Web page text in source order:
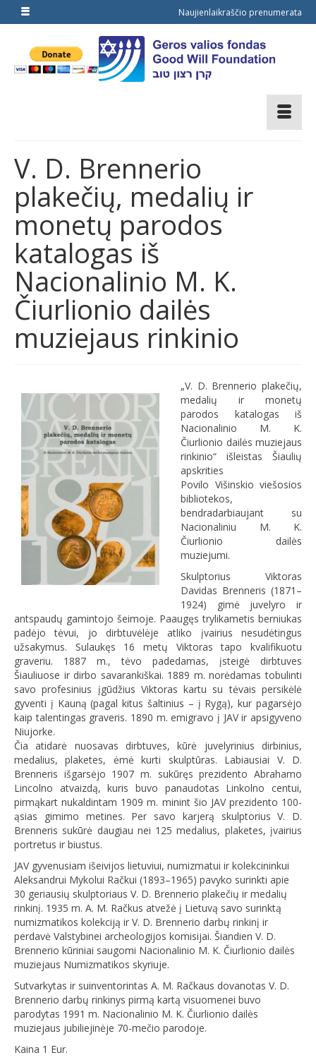
Naujienlaikraščio prenumerata
V. D. Brennerio
plakečių, medalių ir
monetų parodos
katalogas iš
Nacionalinio M. K.
Čiurlionio dailės
muziejaus rinkinio
„V. D. Brennerio plakečių,
medalių ir monetų
parodos katalogas iš
Nacionalinio M. K.
Čiurlionio dailės muziejaus
rinkinio“ išleistas Šiaulių
apskrities
Povilo Višinskio viešosios
bibliotekos,
bendradarbiaujant su
Nacionaliniu M. K.
Čiurlionio dailės
muziejumi.
Skulptorius Viktoras
Davidas Brenneris (1871–
1924) gimė juvelyro ir
antspaudų gamintojo šeimoje. Paaugęs trylikametis berniukas
padėjo tėvui, jo dirbtuvėlėje atliko įvairius nesudėtingus
užsakymus. Sulaukęs 16 metų Viktoras tapo kvalifikuotu
graveriu. 1887 m., tėvo padedamas, įsteigė dirbtuves
Šiauliuose ir dirbo savarankiškai. 1889 m. norėdamas tobulinti
savo profesinius įgūdžius Viktoras kartu su tėvais persikėlė
gyventi į Kauną (pagal kitus šaltinius – į Rygą), kur pagarsėjo
kaip talentingas graveris. 1890 m. emigravo į JAV ir apsigyveno
Niujorke.
Čia atidarė nuosavas dirbtuves, kūrė juvelyrinius dirbinius,
medalius, plaketes, ėmė kurti skulptūras. Labiausiai V. D.
Brenneris išgarsėjo 1907 m. sukūręs prezidento Abrahamo
Lincolno atvaizdą, kuris buvo panaudotas Linkolno centui,
pirmąkart nukaldintam 1909 m. minint šio JAV prezidento 100-
ąsias gimimo metines. Per savo karjerą skulptorius V. D.
Brenneris sukūrė daugiau nei 125 medalius, plaketes, įvairius
portretus ir biustus.
JAV gyvenusiam išeivijos lietuviui, numizmatui ir kolekcininkui
Aleksandrui Mykolui Račkui (1893–1965) pavyko surinkti apie
30 geriausių skulptoriaus V. D. Brennerio plakečių ir medalių
rinkinį. 1935 m. A. M. Račkus atvežė į Lietuvą savo surinktą
numizmatikos kolekciją ir V. D. Brennerio darbų rinkinį ir
perdavė Valstybinei archeologijos komisijai. Šiandien V. D.
Brennerio kūriniai saugomi Nacionalinio M. K. Čiurlionio dailės
muziejaus Numizmatikos skyriuje.
Sutvarkytas ir suinventorintas A. M. Račkaus dovanotas V. D.
Brennerio darbų rinkinys pirmą kartą visuomenei buvo
parodytas 1991 m. Nacionalinio M. K. Čiurlionio dailės
muziejaus jubiliejinėje 70-mečio parodoje.
Kaina 1 Eur.